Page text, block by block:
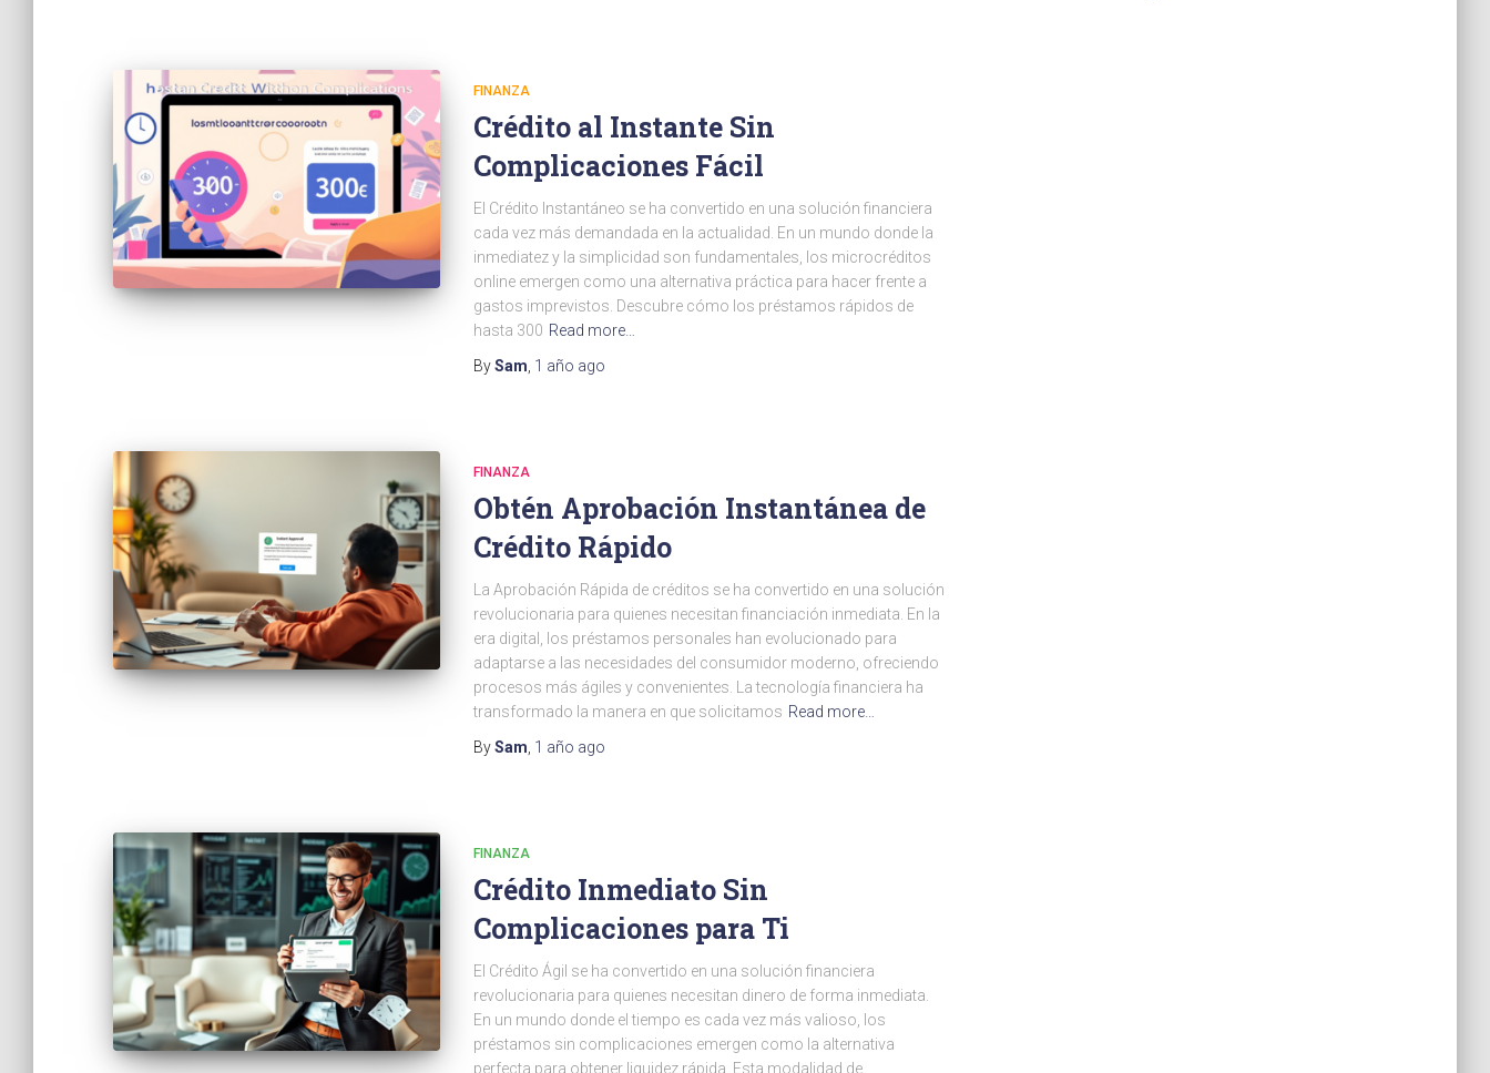
FINANZA
Crédito al Instante Sin
Complicaciones Fácil
El Crédito Instantáneo se ha convertido en una solución financiera
cada vez más demandada en la actualidad. En un mundo donde la
inmediatez y la simplicidad son fundamentales, los microcréditos
online emergen como una alternativa práctica para hacer frente a
gastos imprevistos. Descubre cómo los préstamos rápidos de
hasta 300 Read more…
BySam 1 año ago
FINANZA
Obtén Aprobación Instantánea de
Crédito Rápido
La Aprobación Rápida de créditos se ha convertido en una solución
revolucionaria para quienes necesitan financiación inmediata. En la
era digital, los préstamos personales han evolucionado para
adaptarse a las necesidades del consumidor moderno, ofreciendo
procesos más ágiles y convenientes. La tecnología financiera ha
transformado la manera en que solicitamos Read more…
BySam 1 año ago
FINANZA
Crédito Inmediato Sin
Complicaciones para Ti
El Crédito Ágil se ha convertido en una solución financiera
revolucionaria para quienes necesitan dinero de forma inmediata.
En un mundo donde el tiempo es cada vez más valioso, los
préstamos sin complicaciones emergen como la alternativa
perfecta para obtener liquidez rápida. Esta modalidad de